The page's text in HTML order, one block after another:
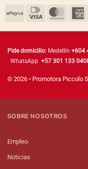
Pide domicilio: Medellín +604
WhatsApp +57 301 133
© 2026 • Promotora Piccolo
SOBRE NOSOTROS
Empleo
Noticias